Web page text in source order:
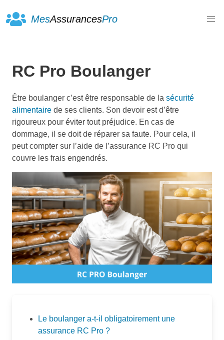
MesAssurancesPro
RC Pro Boulanger
Être boulanger c’est être responsable de la sécurité
alimentaire de ses clients. Son devoir est d’être
rigoureux pour éviter tout préjudice. En cas de
dommage, il se doit de réparer sa faute. Pour cela, il
peut compter sur l’aide de l’assurance RC Pro qui
couvre les frais engendrés.
Le boulanger a-t-il obligatoirement une
assurance RC Pro ?